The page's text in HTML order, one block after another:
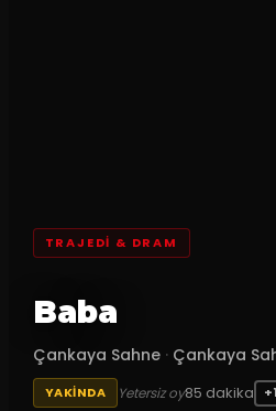
TRAJEDI & DRAM
Baba
Çankaya Sahne · Çankaya
YAKINDA Yetersiz oy85 dakika